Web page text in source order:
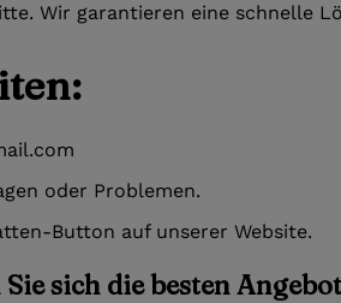
Wir garantieren eine schnelle
oder Problemen.
Button auf unserer Website.
sich die besten